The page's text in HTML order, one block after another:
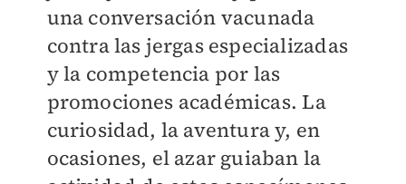
una conversación vacunada
contra las jergas especializadas
y la competencia por las
promociones académicas. La
curiosidad, la aventura y, en
ocasiones, el azar guiaban la